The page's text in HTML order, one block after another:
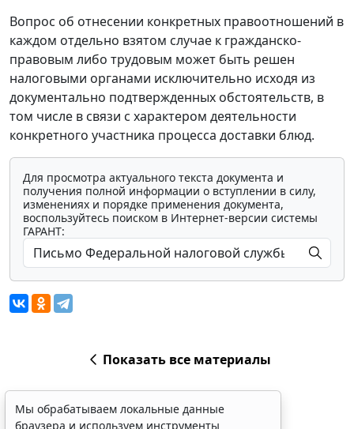
Вопрос об отнесении конкретных правоотношений в
каждом отдельно взятом случае к гражданско-
правовым либо трудовым может быть решен
налоговыми органами исключительно исходя из
документально подтвержденных обстоятельств, в
том числе в связи с характером деятельности
конкретного участника процесса доставки блюд.
Для просмотра актуального текста документа и
получения полной информации о вступлении в силу,
изменениях и порядке применения документа,
воспользуйтесь поиском в Интернет-версии системы
ГАРАНТ:
Показать все материалы
Мы обрабатываем локальные данные
браузера и используем инструменты